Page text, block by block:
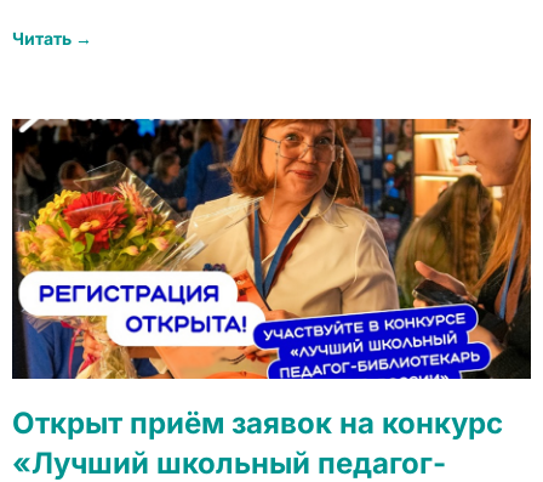
Читать →
Открыт приём заявок на конкурс
«Лучший школьный педагог-